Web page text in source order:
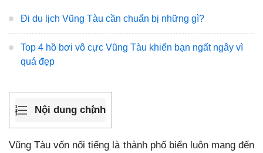
Đi du lịch Vũng Tàu cần chuẩn bị những gì?
Top 4 hồ bơi vô cực Vũng Tàu khiến bạn ngất ngây vì
quá đẹp
Nội dung chính
Vũng Tàu vốn nổi tiếng là thành phố biển luôn mang đến